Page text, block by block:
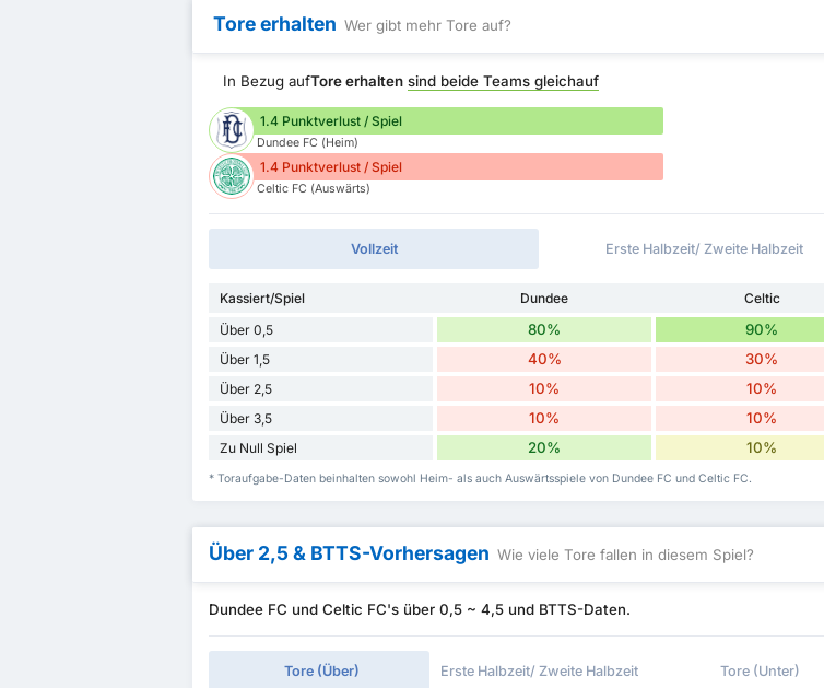
Tore erhalten Wer gibt mehr Tore auf?
In Bezug aufTore erhalten sind beide Teams gleichauf
1.4 Punktverlust / Spiel
Dundee FC (Heim)
1.4 Punktverlust / Spiel
Celtic FC (Auswärts)
Vollzeit Erste Halbzeit/ Zweite Halbzeit
Kassiert/Spiel Dundee
Celtic
Über 0,5
80% 90%
Über 1,5 40% 30%
Über 2,5 10% 10%
Über 3,5 10% 10%
Zu Null Spiel 20% 10%
* Toraufgabe-Daten beinhalten sowohl Heim- als auch Auswärtsspiele von Dundee FC und Celtic FC.
Über 2,5 & BTTS-Vorhersagen Wie viele Tore fallen in diesem Spiel?
Dundee FC und Celtic FC's über 0,5 ~ 4,5 und BTTS-Daten.
Tore (Über) Erste Halbzeit/ Zweite Halbzeit Tore (Unter)